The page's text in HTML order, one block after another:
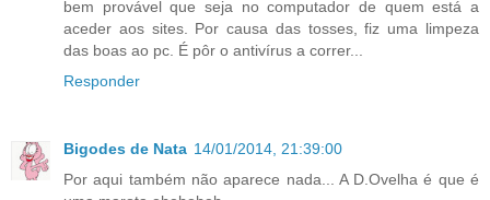
bem provável que seja no computador de quem está a
aceder aos sites. Por causa das tosses, fiz uma limpeza
das boas ao pc. É pôr o antivírus a correr...
Responder
Bigodes de Nata 14/01/2014, 21:39:00
Por aqui também não aparece nada... A D.Ovelha é que é